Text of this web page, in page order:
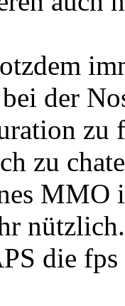
der
zu
zu
MMO
die fps